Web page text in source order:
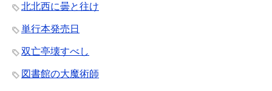
北北西に曇と往け
単行本発売日
双亡亭壊すべし
図書館の大魔術師